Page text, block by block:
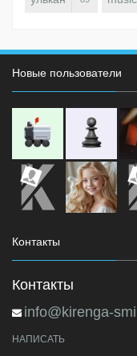
Новые пользователи
Контакты
Контакты
info@kirenga-
НАПИСАТЬ